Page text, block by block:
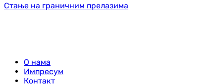
Стање на граничним прелазима
О нама
Импресум
Контакт